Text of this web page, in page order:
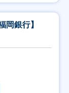
岡銀行】